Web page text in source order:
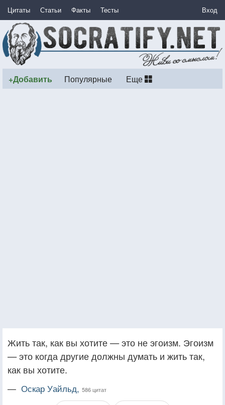
Цитаты Статьи Факты Тесты Вход
+Добавить Популярные Еще
Жить так, как вы хотите — это не эгоизм. Эгоизм
— это когда другие должны думать и жить так,
как вы хотите.
— Оскар Уайльд, 586 цитат